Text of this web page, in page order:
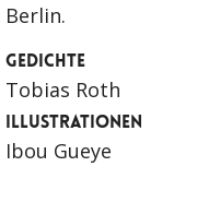
Berlin.
GEDICHTE
Tobias Roth
ILLUSTRATIONEN
Ibou Gueye